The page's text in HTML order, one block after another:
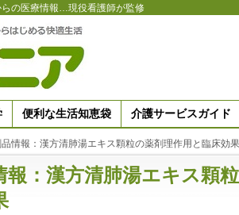
の医療情報…現役看護師が監修
便利な生活知恵袋 介護サービスガイド
品情報：漢方清肺湯エキス顆粒の薬剤理作用と臨床効果
報：漢方清肺湯エキス顆